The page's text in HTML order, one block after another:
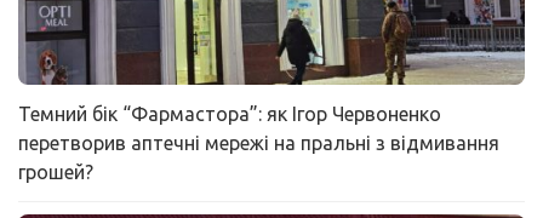
Темний бік “Фармастора”: як Ігор Червоненко
перетворив аптечні мережі на пральні з відмивання
грошей?